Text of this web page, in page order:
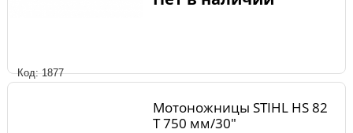
Код: 1877
Мотоножницы STIHL HS 82
Т 750 мм/30"